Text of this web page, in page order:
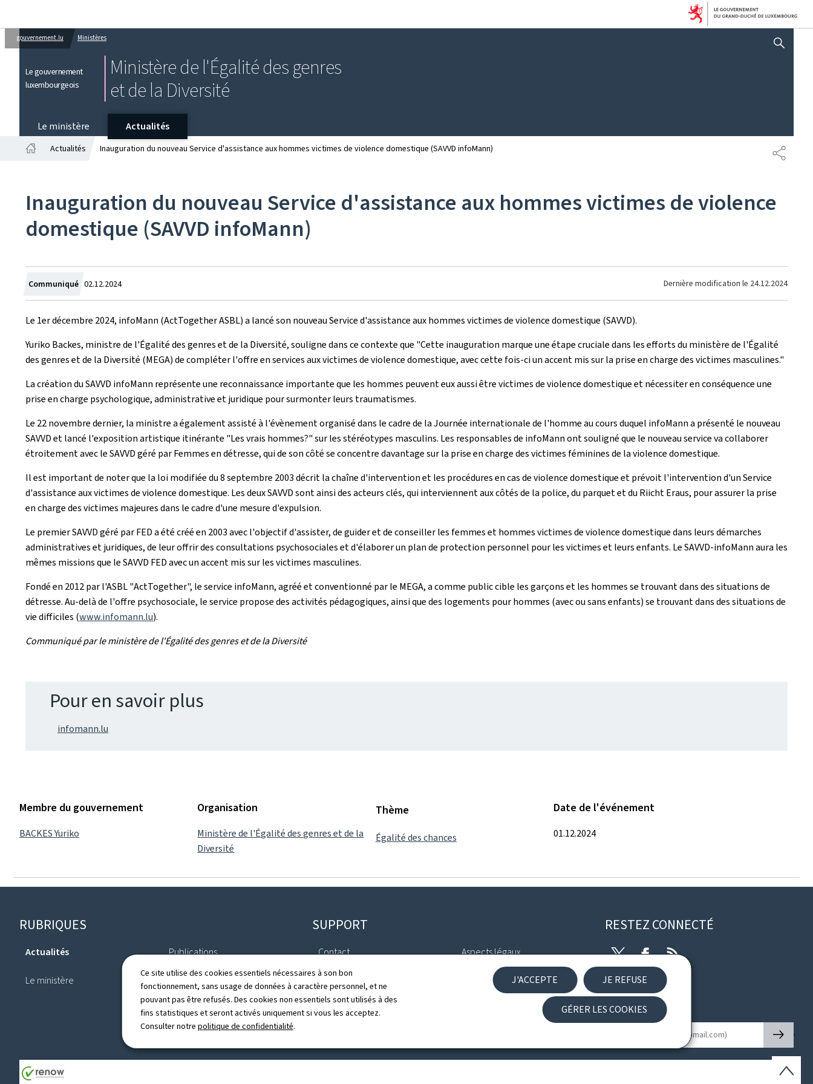
Ce site utilise des cookies essentiels nécessaires à son bon
fonctionnement, sans usage de données à caractère personnel, et ne
pouvant pas être refusés. Des cookies non essentiels sont utilisés à des
fins statistiques et seront activés uniquement si vous les acceptez.
Consulter notre politique de confidentialité.
J'ACCEPTE JE REFUSE
GÉRER LES COOKIES
gouvernement.lu Ministères
Le gouvernement
luxembourgeois
Ministère de l'Égalité des genres
et de la Diversité
AFFICHER / MASQUER
Le ministère
Actualités
Actualités Inauguration du nouveau Service d'assistance aux hommes victimes de violence domestique (SAVVD infoMann)
Inauguration du nouveau Service d'assistance aux hommes victimes de violence
domestique (SAVVD infoMann)
Communiqué Crée
le
02.12.2024 Dernière modification le 24.12.2024
Le 1er décembre 2024, infoMann (ActTogetherASBL) a lancé son nouveau Service d'assistance aux hommes victimes de violence domestique (SAVVD).
Yuriko Backes, ministre de l'Égalité des genres et de la Diversité, souligne dans ce contexte que "Cette inauguration marque une étape cruciale dans les efforts du ministère de l'Égalité
des genres et de la Diversité (MEGA) de compléter l'offre en services aux victimes de violence domestique, avec cette fois-ci un accent mis sur la prise en charge des victimes masculines."
La création du SAVVD infoMann représente une reconnaissance importante que les hommes peuvent eux aussi être victimes de violence domestique et nécessiter en conséquence une
prise en charge psychologique, administrative et juridique pour surmonter leurs traumatismes.
Le 22 novembre dernier, la ministre a également assisté à l'évènement organisé dans le cadre de la Journée internationale de l'homme au cours duquel infoManna présenté le nouveau
SAVVD et lancé l'exposition artistique itinérante "Les vrais hommes?" sur les stéréotypes masculins. Les responsables de infoMannont souligné que le nouveau service va collaborer
étroitement avec le SAVVD géré par Femmes en détresse, qui de son côté se concentre davantage sur la prise en charge des victimes féminines de la violence domestique.
Il est important de noter que la loi modifiée du 8 septembre 2003 décrit la chaîne d'intervention et les procédures en cas de violence domestique et prévoit l'intervention d'un Service
d'assistance aux victimes de violence domestique. Les deux SAVVD sont ainsi des acteurs clés, qui interviennent aux côtés de la police, du parquet et du Riicht Eraus, pour assurer la prise
en charge des victimes majeures dans le cadre d'une mesure d'expulsion.
Le premier SAVVD géré par FED a été créé en 2003 avec l'objectif d'assister, de guider et de conseiller les femmes et hommes victimes de violence domestique dans leurs démarches
administratives et juridiques, de leur offrir des consultations psychosociales et d'élaborer un plan de protection personnel pour les victimes et leurs enfants. Le SAVVD-infoMann aura les
mêmes missions que le SAVVD FED avec un accent mis sur les victimes masculines.
Fondé en 2012 par l'ASBL "ActTogether", le service infoMann, agréé et conventionné par le MEGA, a comme public cible les garçons et les hommes se trouvant dans des situations de
détresse. Au-delà de l'offre psychosociale, le service propose des activités pédagogiques, ainsi que des logements pour hommes (avec ou sans enfants) se trouvant dans des situations de
vie difficiles (www.infomann.lu).
Communiqué par le ministère de l'Égalité des genres et de la Diversité
Pour en savoir plus
infomann.lu
Membre du gouvernement
BACKES Yuriko
Organisation
Ministère de l'Égalité des genres et de la
Diversité
Thème
Égalité des chances
Date de l'événement
01.12.2024
Pied
de
RUBRIQUES
Actualités
Le ministère
Publications
SUPPORT
Contact
Plan du site
À propos du site
Aspects légaux
Déclaration d'accessibilité
RESTEZ CONNECTÉ
TwitterFacebook
RSS
Newsletter
🡒
Haut
de